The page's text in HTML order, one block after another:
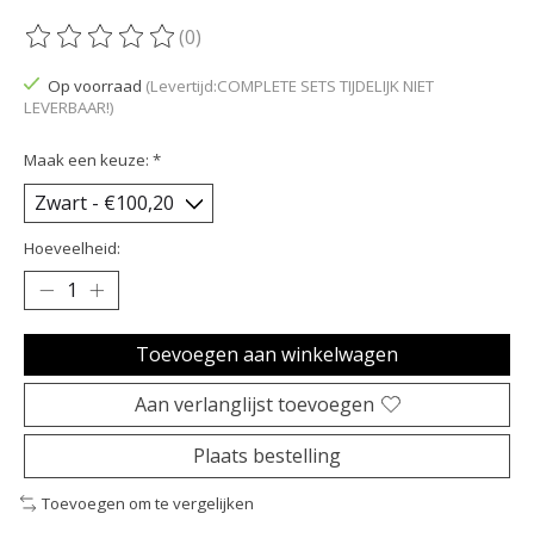
De beoordeling van dit product is
(0)
Op voorraad (Levertijd:COMPLETE SETS TIJDELIJK NIET
LEVERBAAR!)
Maak een keuze: *
Hoeveelheid:
Toevoegen aan winkelwagen
Aan verlanglijst toevoegen
Plaats bestelling
Toevoegen om te vergelijken